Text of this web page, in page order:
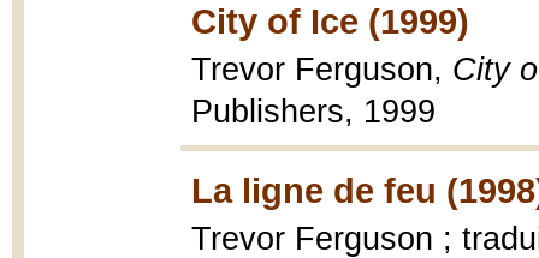
City of Ice (1999)
Trevor Ferguson, City
Publishers, 1999
La ligne de feu
Trevor Ferguson ;